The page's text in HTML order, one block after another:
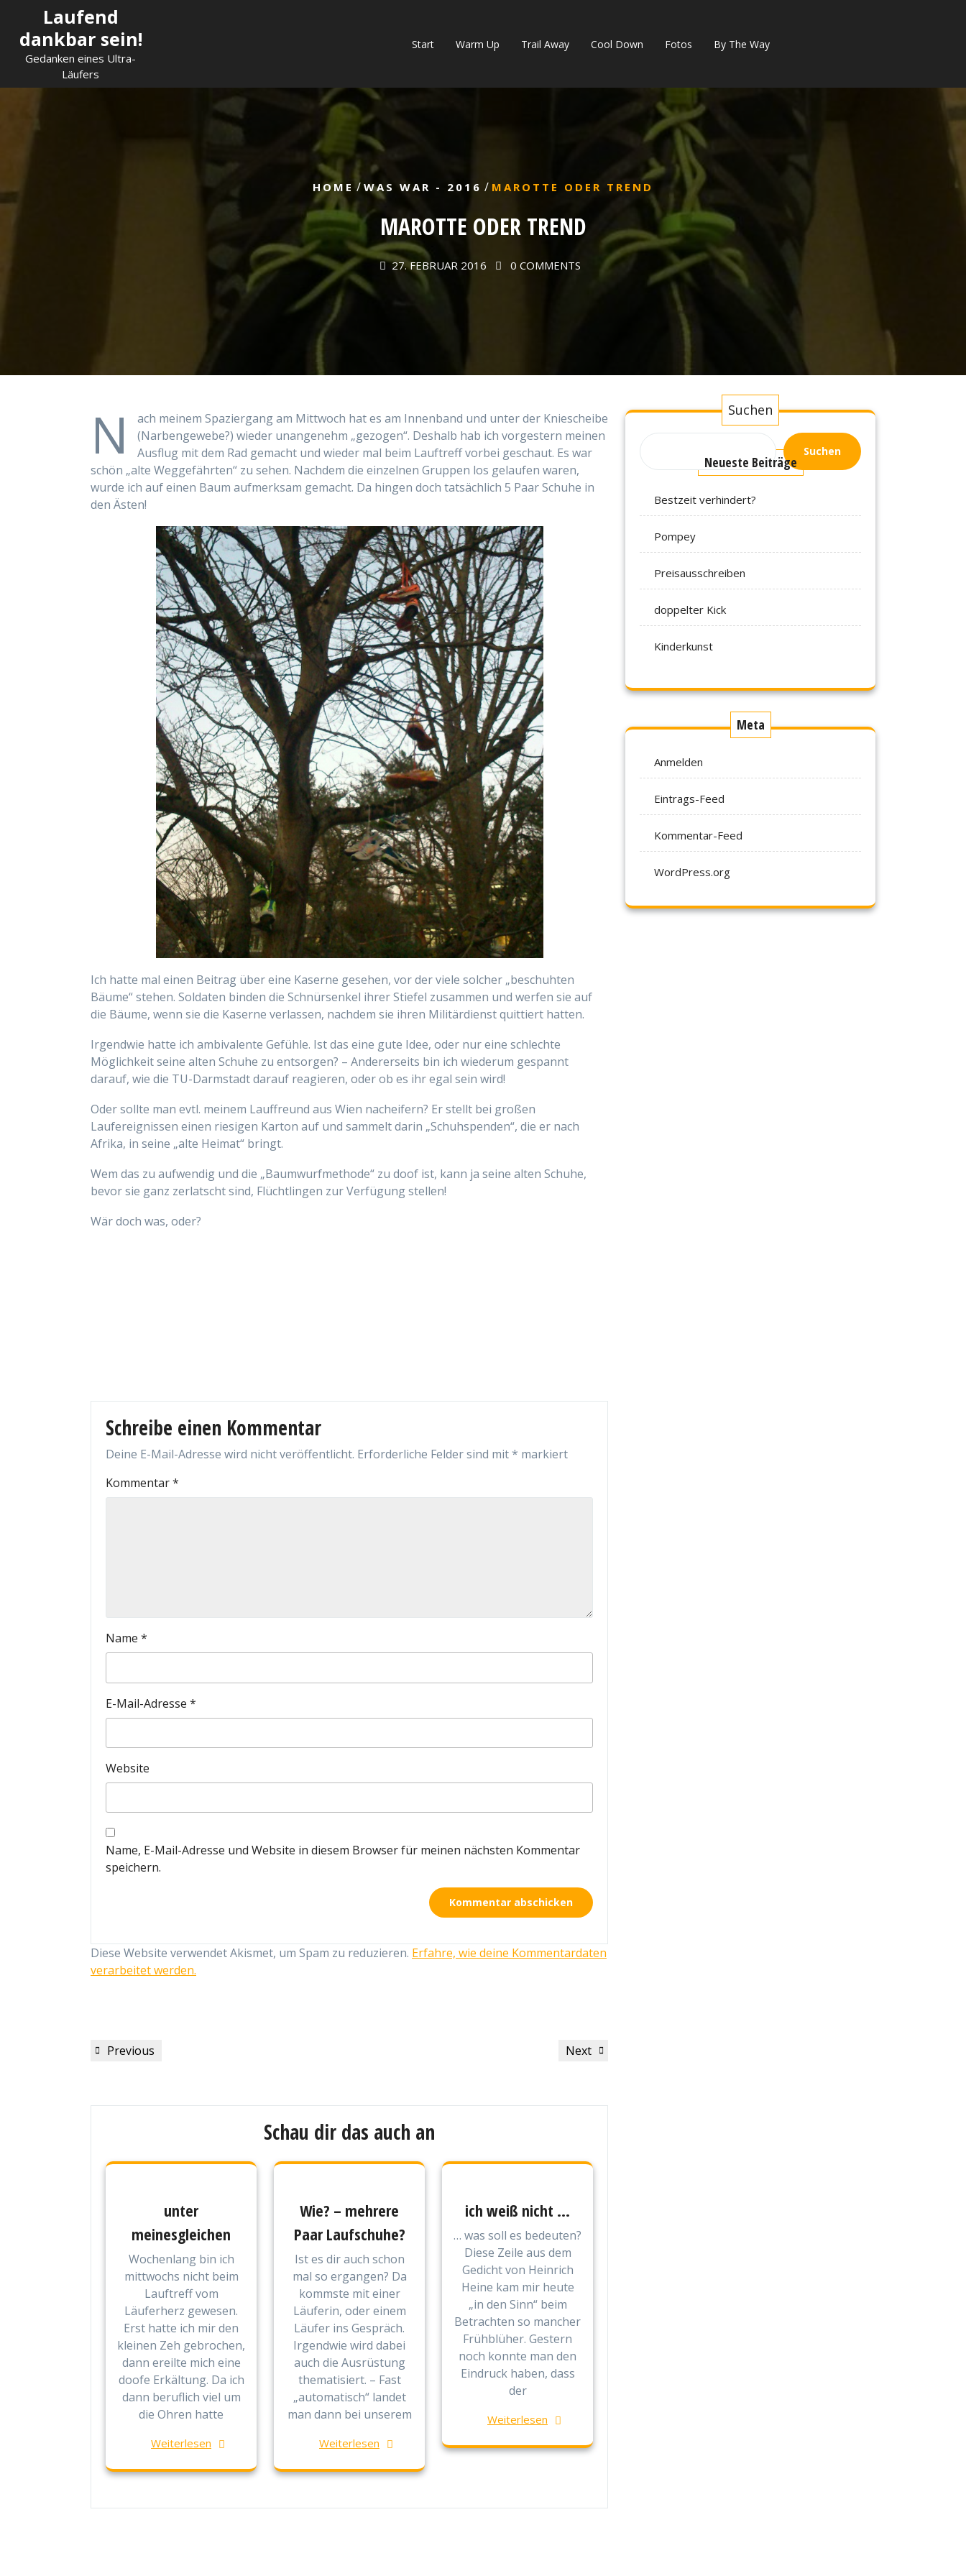
content
Laufend
dankbar sein!
Gedanken eines Ultra-
Läufers
Start Warm Up Trail Away Cool Down Fotos By The Way
HOME / WAS WAR - 2016 / MAROTTE ODER TREND
MAROTTE ODER TREND
27. FEBRUAR 2016 0 COMMENTS
N
ach meinem Spaziergang am Mittwoch hat es am Innenband und unter der Kniescheibe
(Narbengewebe?) wieder unangenehm „gezogen“. Deshalb hab ich vorgestern meinen
Ausflug mit dem Rad gemacht und wieder mal beim Lauftreff vorbei geschaut. Es war
schön „alte Weggefährten“ zu sehen. Nachdem die einzelnen Gruppen los gelaufen waren,
wurde ich auf einen Baum aufmerksam gemacht. Da hingen doch tatsächlich 5 Paar Schuhe in
den Ästen!
Ich hatte mal einen Beitrag über eine Kaserne gesehen, vor der viele solcher „beschuhten
Bäume“ stehen. Soldaten binden die Schnürsenkel ihrer Stiefel zusammen und werfen sie auf
die Bäume, wenn sie die Kaserne verlassen, nachdem sie ihren Militärdienst quittiert hatten.
Irgendwie hatte ich ambivalente Gefühle. Ist das eine gute Idee, oder nur eine schlechte
Möglichkeit seine alten Schuhe zu entsorgen? – Andererseits bin ich wiederum gespannt
darauf, wie die TU-Darmstadt darauf reagieren, oder ob es ihr egal sein wird!
Oder sollte man evtl. meinem Lauffreund aus Wien nacheifern? Er stellt bei großen
Laufereignissen einen riesigen Karton auf und sammelt darin „Schuhspenden“, die er nach
Afrika, in seine „alte Heimat“ bringt.
Wem das zu aufwendig und die „Baumwurfmethode“ zu doof ist, kann ja seine alten Schuhe,
bevor sie ganz zerlatscht sind, Flüchtlingen zur Verfügung stellen!
Wär doch was, oder?
Schreibe einen Kommentar
Deine E-Mail-Adresse wird nicht veröffentlicht. Erforderliche Felder sind mit* markiert
Kommentar*
Name *
E-Mail-Adresse *
Website
Name, E-Mail-Adresse und Website in diesem Browser für meinen nächsten Kommentar
speichern.
Diese Website verwendet Akismet, um Spam zu reduzieren. Erfahre, wie deine Kommentardaten
verarbeitet werden.
Beitragsnavigation
Previous
Previous
Next
Next
Schau dir das auch an
unter
meinesgleichen
Wochenlang bin ich
mittwochs nicht beim
Lauftreff vom
Läuferherz gewesen.
Erst hatte ich mir den
kleinen Zeh gebrochen,
dann ereilte mich eine
doofe Erkältung. Da ich
dann beruflich viel um
die Ohren hatte
Weiterlesen
Wie? – mehrere
Paar Laufschuhe?
Ist es dir auch schon
mal so ergangen? Da
kommste mit einer
Läuferin, oder einem
Läufer ins Gespräch.
Irgendwie wird dabei
auch die Ausrüstung
thematisiert. – Fast
„automatisch“ landet
man dann bei unserem
Weiterlesen
ich weiß nicht …
… was soll es bedeuten?
Diese Zeile aus dem
Gedicht von Heinrich
Heine kam mir heute
„in den Sinn“ beim
Betrachten so mancher
Frühblüher. Gestern
noch konnte man den
Eindruck haben, dass
der
Weiterlesen
Suchen
Suchen
Neueste Beiträge
Bestzeit verhindert?
Pompey
Preisausschreiben
doppelter Kick
Kinderkunst
Meta
Anmelden
Eintrags-Feed
Kommentar-Feed
WordPress.org